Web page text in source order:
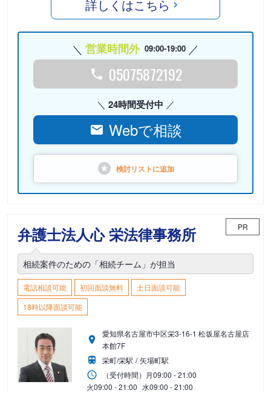
詳しくはこちら
営業時間外 09:00-19:00
05075872192
24時間受付中
Webで相談
検討リストに追加
弁護士法人心 栄法律事務所 PR
相続案件のための「相続チーム」が担当
電話相談可能 初回面談無料
土日面談可能
18時以降面談可能
愛知県名古屋市中区栄3-16-1 松坂屋名古屋店
本館7F
栄町/栄駅
矢場町駅
（受付時間） 月09:00 - 21:00
火09:00 - 21:00 水09:00 - 21:00